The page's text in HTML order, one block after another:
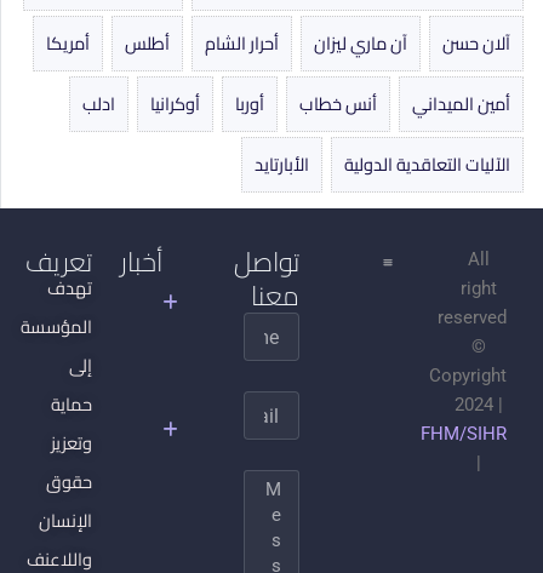
آلان حسن
آن ماري ليزان أحرار الشام أطلس
أمريكا
أمين الميداني
أنس خطاب أوربا أوكرانيا
ادلب
الآليات التعاقدية الدولية
الأبارتايد
تعريف
تهدف
المؤسسة
إلى
حماية
وتعزيز
حقوق
الإنسان
واللاعنف
أخبار
جدل
التنوير
الجهادية
السلفية
وتحطيم
المجتمع
المدني
والدولة
ما بعد
تواصل
معنا
Message
right
reserved
©
Copyright
2024 |
FHM/SIHR